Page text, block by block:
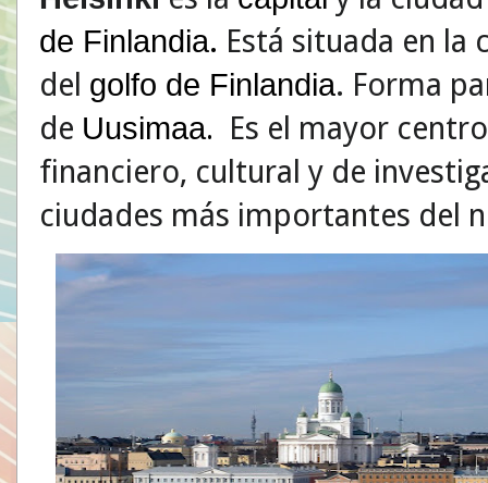
de Finlandia. Está situada en la
del golfo de Finlandia. Forma
de Uusimaa.
Es el mayor
financiero, cultural y de
ciudades más importantes del